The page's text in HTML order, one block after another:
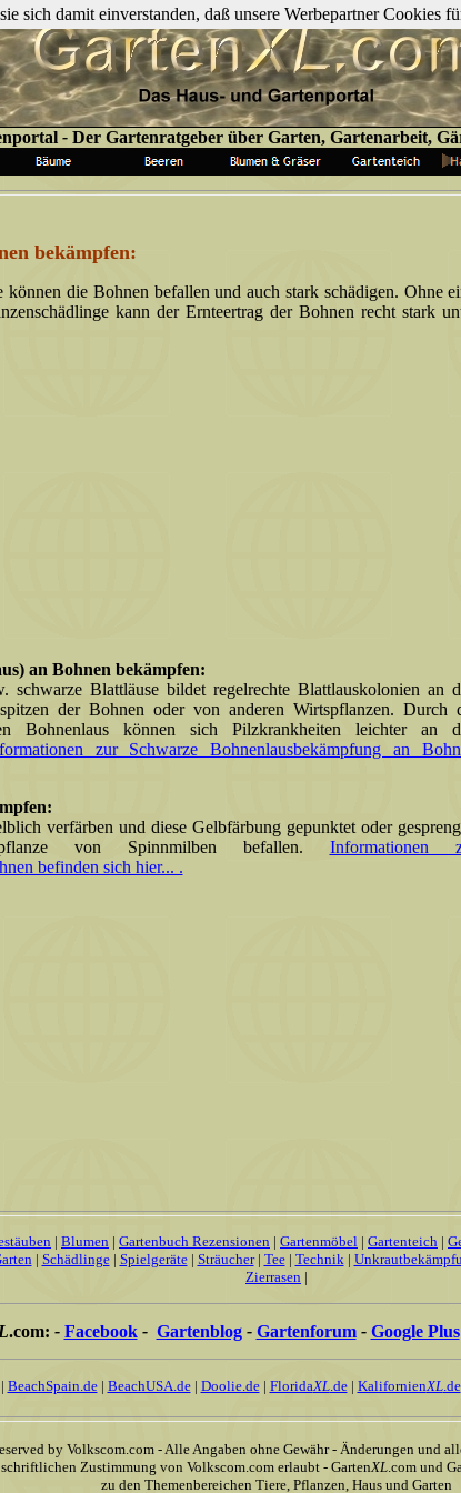
-Der Gartenratgeber über Garten, Gartenarbeit,
bekämpfen:
können die Bohnen befallen und auch stark schädigen. Ohne
kann der Ernteertrag der Bohnen recht stark
an Bohnen bekämpfen:
schwarze Blattläuse bildet regelrechte Blattlauskolonien an
der Bohnen oder von anderen Wirtspflanzen. Durch
Bohnenlaus können sich Pilzkrankheiten leichter an
zur Schwarze Bohnenlausbekämpfung an
verfärben und diese Gelbfärbung gepunktet oder
von Spinnmilben befallen. Informationen
befinden sich hier... .
| Blumen | Gartenbuch Rezensionen | Gartenmöbel | Gartenteich |
| Schädlinge| Spielgeräte| Sträucher| Tee| Technik|
Zierrasen |
.com: - Facebook - Gartenblog - Gartenforum- Google Plus
BeachSpain.de| BeachUSA.de| Doolie.de| FloridaXL.de| KalifornienXL.de
by Volkscom.com - Alle Angaben ohne Gewähr - Änderungen und
Zustimmung von Volkscom.com erlaubt - GartenXL.com und
zu den Themenbereichen Tiere, Pflanzen, Haus und Garten
sich damit einverstanden, daß unsere Werbepartner Cookies